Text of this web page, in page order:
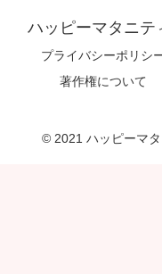
ハッピーマタニテ
プライバシーポリシ
著作権について
© 2021 ハッピーマ